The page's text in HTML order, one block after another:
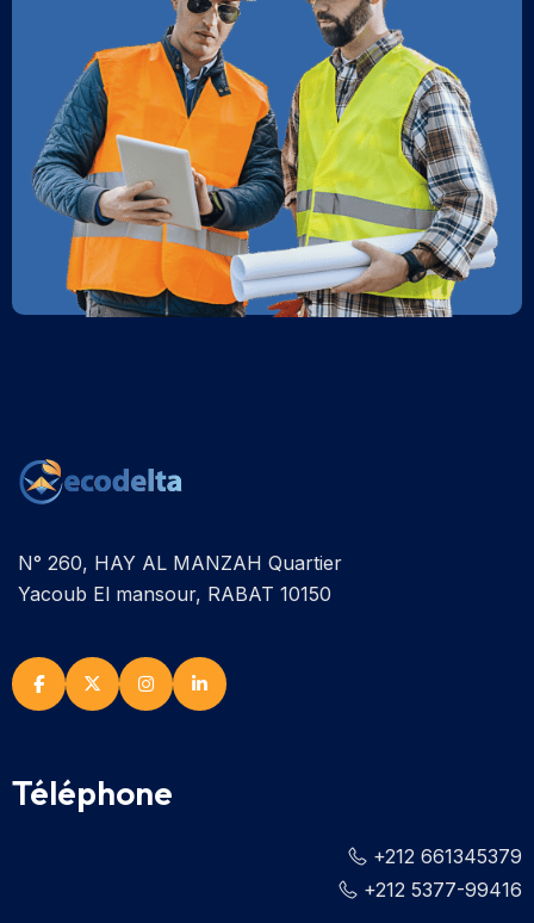
N° 260, HAY AL MANZAH Quartier
Yacoub El mansour, RABAT 10150
Téléphone
+212 661345379
+212 5377-99416